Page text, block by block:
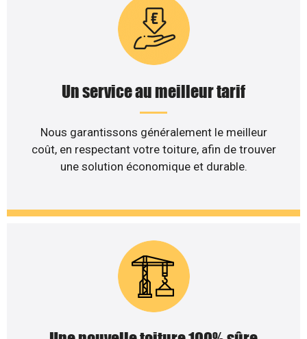
Un service au meilleur tarif
Nous garantissons généralement le meilleur
coût, en respectant votre toiture, afin de trouver
une solution économique et durable.